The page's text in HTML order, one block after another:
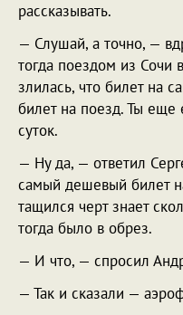
рассказывать.
— Слушай, а точно, —
тогда поездом из Сочи
злилась, что билет на
билет на поезд. Ты
суток.
— Ну да, — ответил
самый дешевый билет
тащился черт знает
тогда было в обрез.
— И что, — спросил
— Так и сказали —